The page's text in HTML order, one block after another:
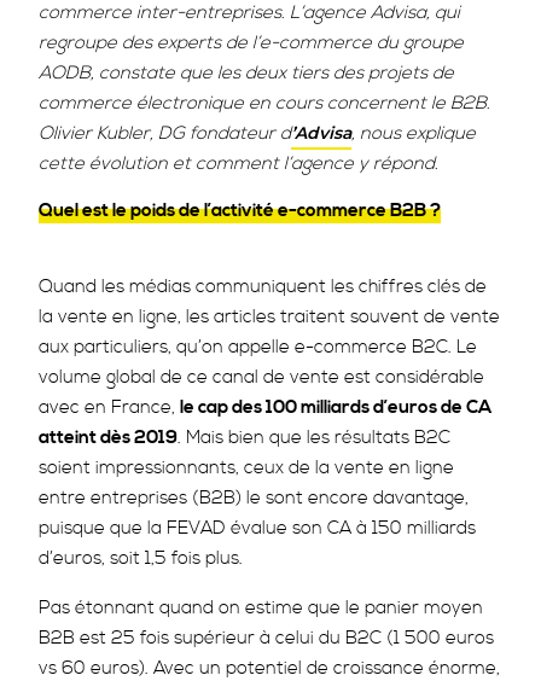
commerce inter-entreprises. L’agence Advisa, qui
regroupe des experts de l’e-commerce du groupe
AODB, constate que les deux tiers des projets de
commerce électronique en cours concernent le B2B.
Olivier Kubler, DG fondateur d’Advisa, nous explique
cette évolution et comment l’agence y répond.
Quel est le poids de l’activité e-commerce B2B ?
Quand les médias communiquent les chiffres clés de
la vente en ligne, les articles traitent souvent de vente
aux particuliers, qu’on appelle e-commerce B2C. Le
volume global de ce canal de vente est considérable
avec en France, le cap des 100 milliards d’euros de CA
atteint dès 2019. Mais bien que les résultats B2C
soient impressionnants, ceux de la vente en ligne
entre entreprises (B2B) le sont encore davantage,
puisque que la FEVAD évalue son CA à 150 milliards
d’euros, soit 1,5 fois plus.
Pas étonnant quand on estime que le panier moyen
B2B est 25 fois supérieur à celui du B2C (1 500 euros
vs 60 euros). Avec un potentiel de croissance énorme,